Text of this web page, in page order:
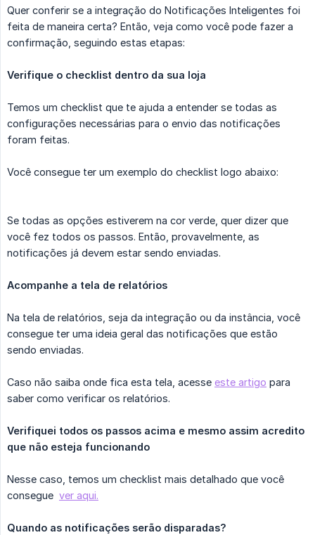
Quer conferir se a integração do Notificações Inteligentes foi
feita de maneira certa? Então, veja como você pode fazer a
confirmação, seguindo estas etapas:
Verifique o checklist dentro da sua loja
Temos um checklist que te ajuda a entender se todas as
configurações necessárias para o envio das notificações
foram feitas.
Você consegue ter um exemplo do checklist logo abaixo:
Se todas as opções estiverem na cor verde, quer dizer que
você fez todos os passos. Então, provavelmente, as
notificações já devem estar sendo enviadas.
Acompanhe a tela de relatórios
Na tela de relatórios, seja da integração ou da instância, você
consegue ter uma ideia geral das notificações que estão
sendo enviadas.
Caso não saiba onde fica esta tela, acesse este artigo para
saber como verificar os relatórios.
Verifiquei todos os passos acima e mesmo assim acredito
que não esteja funcionando
Nesse caso, temos um checklist mais detalhado que você
consegue ver aqui.
Quando as notificações serão disparadas?